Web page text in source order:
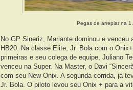
Pegas de arrepiar na
No GP Sineriz, Mariante dominou e venceu
HB20. Na classe Elite, Jr. Bola com o
primeiras e seu colega de equipe, Juliano
venceu na Super. Na Master, o Davi
com seu New Onix. A segunda corrida, já
Jr. Bola. O piloto levou seu Onix + para a